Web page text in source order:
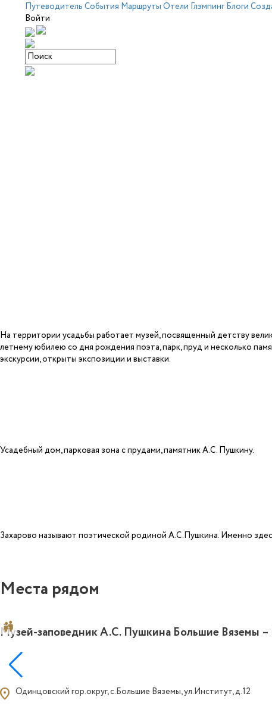
Путеводитель События Маршруты Отели Глэмпинг Блоги
Войти
На территории усадьбы работает музей, посвященный детству
летнему юбилею со дня рождения поэта, парк, пруд и несколько
экскурсии, открыты экспозиции и выставки.
Усадебный дом, парковая зона с прудами, памятник А.С. Пушкину.
Захарово называют поэтической родиной А.С.Пушкина. Именно
Места рядом
Музей-заповедник А.С. Пушкина Большие Вяземы –
Одинцовский гор.округ, с.Большие Вяземы, ул.Институт, д.12